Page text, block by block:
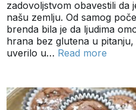
zadovoljstvom obavestili da
našu zemlju. Od samog
brenda bila je da ljudima
hrana bez glutena u
uverilo u… Read more